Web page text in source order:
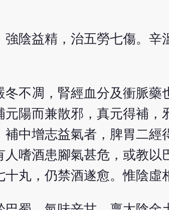
陰益精，治五勞七傷。
冬不凋，腎經血分及衝脈
陽而兼散邪，真元得補
中增志益氣者，脾胃二經
嗜酒患腳氣甚危，或教
丸，仍禁酒遂愈。惟陰虛